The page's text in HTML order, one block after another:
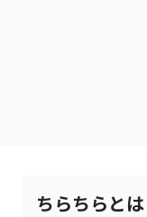
ちらちらとは